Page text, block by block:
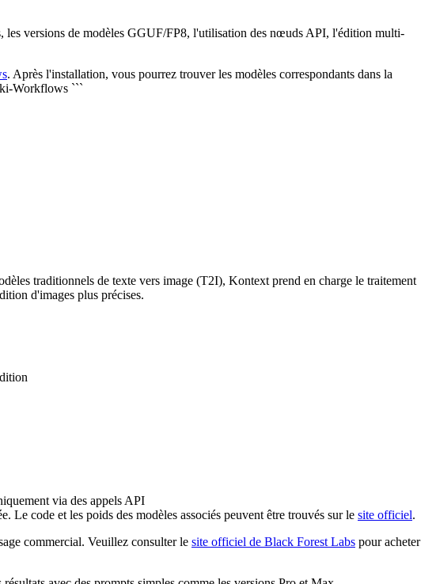
versions de modèles GGUF/FP8, l'utilisation des nœuds API, l'édition multi-
. Après l'installation, vous pourrez trouver les modèles correspondants dans la
Workflows ```
traditionnels de texte vers image (T2I), Kontext prend en charge le traitement
d'images plus précises.
via des appels API
Le code et les poids des modèles associés peuvent être trouvés sur le site officiel.
commercial. Veuillez consulter le site officiel de Black Forest Labs pour acheter